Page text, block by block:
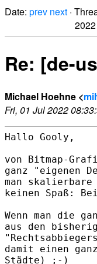
Date: prev next ·
Re: [de-
Michael Hoehne <
Fri, 01 Jul 2022
Hallo Gooly,
von Bitmap-
ganz "eigenen
man
keinen Spaß:
Wenn man die
aus den
damit einen
Städte) ;-)